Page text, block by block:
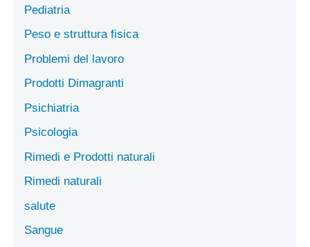
Pediatria
Peso e struttura fisica
Problemi del lavoro
Prodotti Dimagranti
Psichiatria
Psicologia
Rimedi e Prodotti naturali
Rimedi naturali
salute
Sangue